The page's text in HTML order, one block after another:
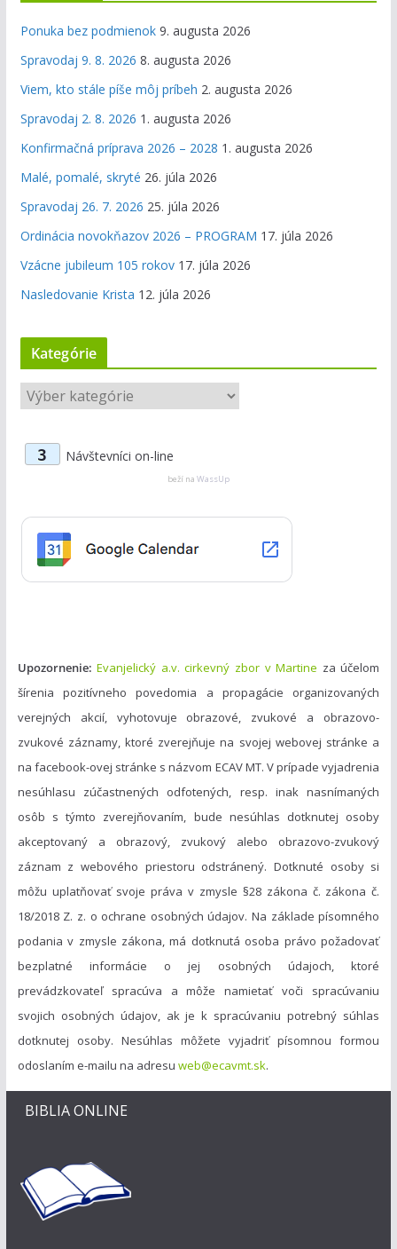
Ponuka bez podmienok 9. augusta 2026
Spravodaj 9. 8. 2026 8. augusta 2026
Viem, kto stále píše môj príbeh 2. augusta 2026
Spravodaj 2. 8. 2026 1. augusta 2026
Konfirmačná príprava 2026 – 2028 1. augusta 2026
Malé, pomalé, skryté 26. júla 2026
Spravodaj 26. 7. 2026 25. júla 2026
Ordinácia novokňazov 2026 – PROGRAM 17. júla 2026
Vzácne jubileum 105 rokov 17. júla 2026
Nasledovanie Krista 12. júla 2026
Kategórie
K
e
r
3 Návštevníci on-line
beží na WassUp
Upozornenie: Evanjelický a.v. cirkevný zbor v Martine za účelom
šírenia pozitívneho povedomia a propagácie organizovaných
verejných akcií, vyhotovuje obrazové, zvukové a obrazovo-
zvukové záznamy, ktoré zverejňuje na svojej webovej stránke a
na facebook-ovej stránke s názvom ECAV MT. V prípade vyjadrenia
nesúhlasu zúčastnených odfotených, resp. inak nasnímaných
osôb s týmto zverejňovaním, bude nesúhlas dotknutej osoby
akceptovaný a obrazový, zvukový alebo obrazovo-zvukový
záznam z webového priestoru odstránený. Dotknuté osoby si
môžu uplatňovať svoje práva v zmysle §28 zákona č. zákona č.
18/2018 Z. z. o ochrane osobných údajov. Na základe písomného
podania v zmysle zákona, má dotknutá osoba právo požadovať
bezplatné informácie o jej osobných údajoch, ktoré
prevádzkovateľ spracúva a môže namietať voči spracúvaniu
svojich osobných údajov, ak je k spracúvaniu potrebný súhlas
dotknutej osoby. Nesúhlas môžete vyjadriť písomnou formou
odoslaním e-mailu na adresu web@ecavmt.sk.
BIBLIA ONLINE